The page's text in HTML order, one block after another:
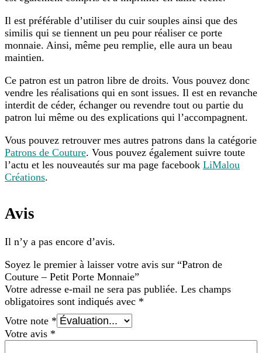
Il est préférable d’utiliser du cuir souples ainsi que des
similis qui se tiennent un peu pour réaliser ce porte
monnaie. Ainsi, même peu remplie, elle aura un beau
maintien.
Ce patron est un patron libre de droits. Vous pouvez donc
vendre les réalisations qui en sont issues. Il est en revanche
interdit de céder, échanger ou revendre tout ou partie du
patron lui même ou des explications qui l’accompagnent.
Vous pouvez retrouver mes autres patrons dans la catégorie
Patrons de Couture. Vous pouvez également suivre toute
l’actu et les nouveautés sur ma page facebook LiMalou
Créations.
Avis
Il n’y a pas encore d’avis.
Soyez le premier à laisser votre avis sur “Patron de
Couture – Petit Porte Monnaie”
Votre adresse e-mail ne sera pas publiée. Les champs
obligatoires sont indiqués avec *
Votre note *
Votre avis *